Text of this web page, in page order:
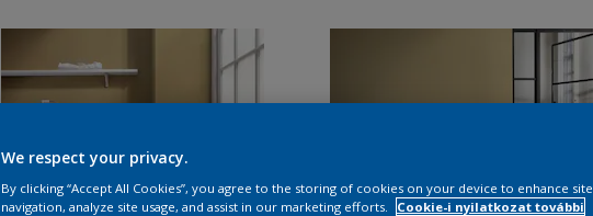
We respect your privacy.
By clicking “Accept All Cookies”, you agree to the storing of cookies on your device to enhance site
navigation, analyze site usage, and assist in our marketing efforts.
Cookie-i nyilatkozat további